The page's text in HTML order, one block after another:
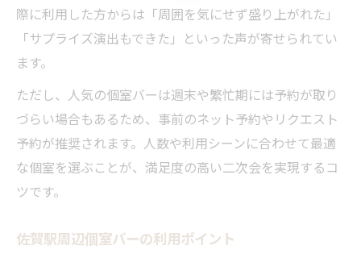
際に利用した方からは「周囲を気にせず盛り上がれた」
「サプライズ演出もできた」といった声が寄せられてい
ます。
ただし、人気の個室バーは週末や繁忙期には予約が取り
づらい場合もあるため、事前のネット予約やリクエスト
予約が推奨されます。人数や利用シーンに合わせて最適
な個室を選ぶことが、満足度の高い二次会を実現するコ
ツです。
佐賀駅周辺個室バーの利用ポイント